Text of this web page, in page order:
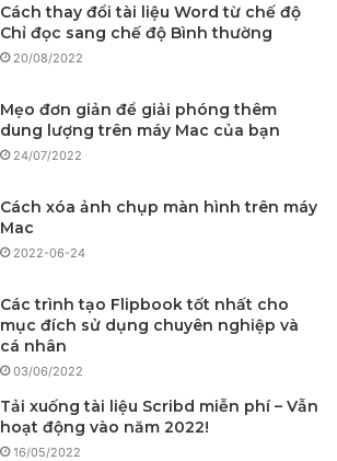
Cách thay đổi tài liệu Word từ chế độ
Chỉ đọc sang chế độ Bình thường
20/08/2022
Mẹo đơn giản để giải phóng thêm
dung lượng trên máy Mac của bạn
24/07/2022
Cách xóa ảnh chụp màn hình trên máy
Mac
2022-06-24
Các trình tạo Flipbook tốt nhất cho
mục đích sử dụng chuyên nghiệp và
cá nhân
03/06/2022
Tải xuống tài liệu Scribd miễn phí – Vẫn
hoạt động vào năm 2022!
16/05/2022